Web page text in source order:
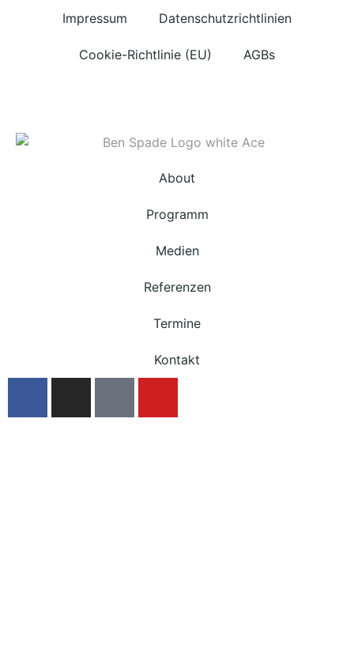
Impressum
Datenschutzrichtlinien
Cookie-Richtlinie (EU) AGBs
About
Programm
Medien
Referenzen
Termine
Kontakt